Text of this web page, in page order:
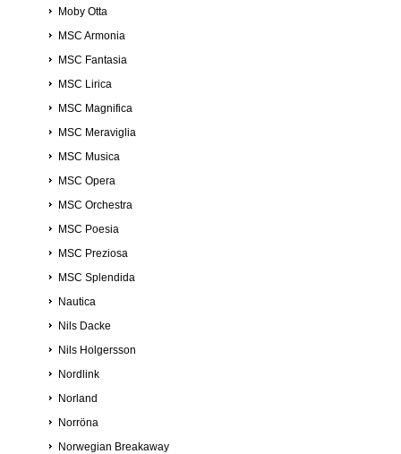
Moby Otta
MSC Armonia
MSC Fantasia
MSC Lirica
MSC Magnifica
MSC Meraviglia
MSC Musica
MSC Opera
MSC Orchestra
MSC Poesia
MSC Preziosa
MSC Splendida
Nautica
Nils Dacke
Nils Holgersson
Nordlink
Norland
Norröna
Norwegian Breakaway